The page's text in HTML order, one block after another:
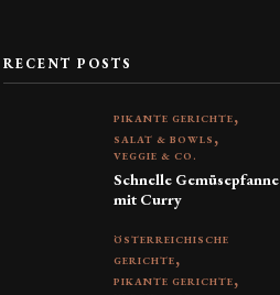
RECENT POSTS
PIKANTE GERICHTE
SALAT & BOWLS
VEGGIE & CO.
Schnelle Gemüsepfanne
mit Curry
ÖSTERREICHISCHE
GERICHTE
PIKANTE GERICHTE